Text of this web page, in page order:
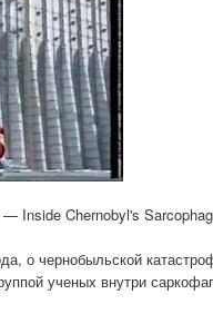
Inside Chernobyl's
о чернобыльской
ученых внутри